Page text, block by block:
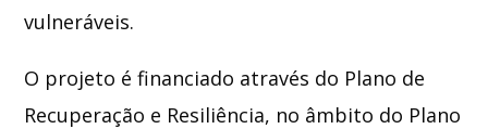
vulneráveis.
O projeto é financiado através do Plano de
Recuperação e Resiliência, no âmbito do Plano